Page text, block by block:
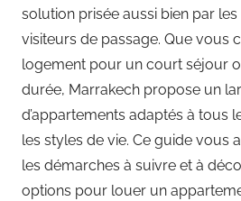
solution prisée aussi bien par
visiteurs de passage. Que vous
logement pour un court séjour
durée, Marrakech propose un
d’appartements adaptés à tous
les styles de vie. Ce guide vous
les démarches à suivre et à
options pour louer un